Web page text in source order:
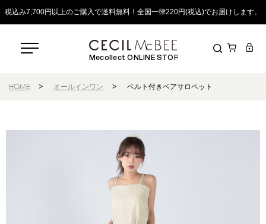
税込み7,700円以上のご購入で送料無料！全国一律220円(税込)でお届けします。
Mecollect ONLINE STORE
HOME > オールインワン > ベルト付きベアサロペット